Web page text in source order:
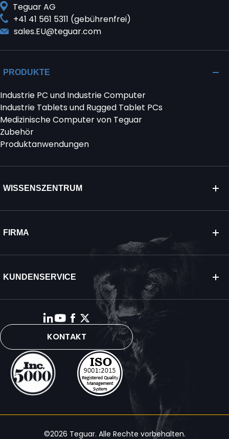
Teguar AG
+41 41 561 5311 (gebührenfrei)
sales.EU@teguar.com
PRODUKTE
Industrie PC und Industrie Computer
Industrie Tablets und Rugged Tablet PCs
Medizinische Computer von Teguar
Zubehör
Produktanwendungen
WISSENSZENTRUM
FIRMA
KUNDENSERVICE
KONTAKT
©2026 Teguar. Alle Rechte vorbehalten.